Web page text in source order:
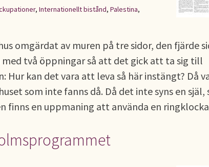
, Internationellt bistånd, Palestina,
omgärdat av muren på tre sidor, den fjärde
två öppningar så att det gick att ta sig till
Hur kan det vara att leva så här instängt? Då
som inte fanns då. Då det inte syns en själ,
finns en uppmaning att använda en